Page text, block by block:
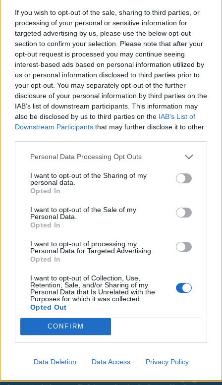
If you wish to opt-out of the sale, sharing to third parties, or
processing of your personal or sensitive information for
targeted advertising by us, please use the below opt-out
section to confirm your selection. Please note that after your
opt-out request is processed you may continue seeing
interest-based ads based on personal information utilized by
us or personal information disclosed to third parties prior to
your opt-out. You may separately opt-out of the further
disclosure of your personal information by third parties on the
IAB’s list of downstream participants. This information may
also be disclosed by us to third parties on the IAB’s List of
Downstream Participants that may further disclose it to other
Personal Data Processing Opt Outs
I want to opt-out of the Sharing of my
personal data.
Opted In
I want to opt-out of the Sale of my
Personal Data.
Opted In
I want to opt-out of processing my
Personal Data for Targeted Advertising.
Opted In
I want to opt-out of Collection, Use,
Retention, Sale, and/or Sharing of my
Personal Data that Is Unrelated with the
Purposes for which it was collected.
Opted Out
CONFIRM
Data Deletion Data Access Privacy Policy
Leonardo Maria Del Vecchio dall'ex compagna